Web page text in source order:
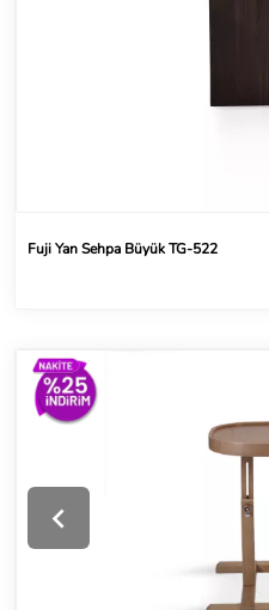
Fuji Yan Sehpa Büyük TG-522